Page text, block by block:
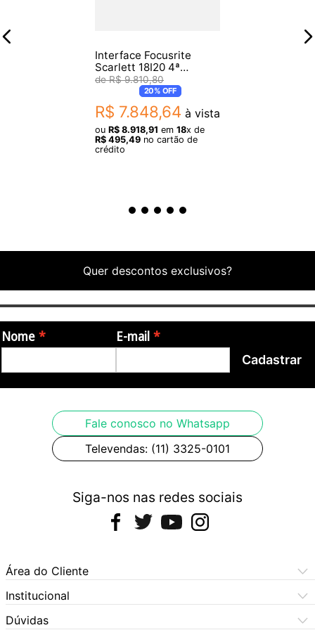
Interface Focusrite
Scarlett 18I20 4ª
Geração
R$ 9.810,80
20%OFF
R$ 7.848,64 à vista
ou R$ 8.918,91 em 18x de
R$ 495,49 no cartão de
crédito
Quer descontos exclusivos?
Nome E-mail
Cadastrar
Fale conosco no Whatsapp
Televendas: (11) 3325-0101
Siga-nos nas redes sociais
Área do Cliente
Meus Pedidos
Meus Dados
Institucional
Central de Atendimento
Dúvidas